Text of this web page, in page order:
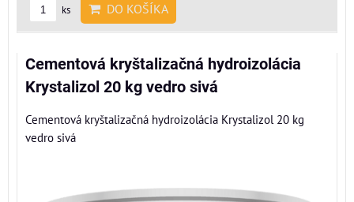
ks DO KOŠÍKA
Cementová kryštalizačná hydroizolácia
Krystalizol 20 kg vedro sivá
Cementová kryštalizačná hydroizolácia Krystalizol 20 kg
vedro sivá